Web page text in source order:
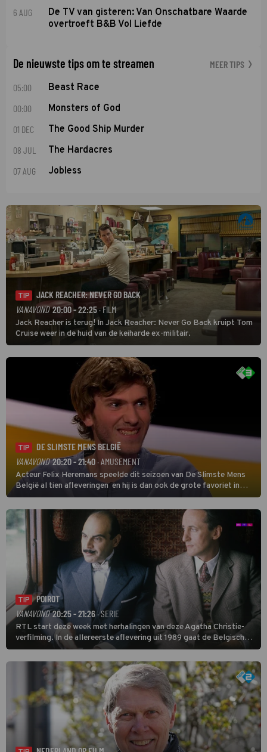
6 AUG
De TV van gisteren: Van Onschatbare Waarde
overtroeft B&B Vol Liefde
De nieuwste tips om te streamen MEER TIPS
05:00 Beast Race
00:00 Monsters of God
01 DEC The Good Ship Murder
08 JUL The Hardacres
07 AUG Jobless
TIP
JACK REACHER: NEVER GO BACK
VANAVOND 20:00 - 22:25 · FILM
Jack Reacher is terug! In Jack Reacher: Never Go Back kruipt Tom
Cruise weer in de huid van de keiharde ex-militair.
TIP
DE SLIMSTE MENS BELGIË
VANAVOND 20:20 - 21:40· AMUSEMENT
Acteur Felix Heremans speelde dit seizoen van De Slimste Mens
België al tien afleveringen en hij is dan ook de grote favoriet in
deze seizoensfinale. En er is Nederlandse inbreng, want komiek
Soundos El Ahmadi neemt plaats aan de jurytafel.
TIP
POIROT
VANAVOND 20:25 - 21:26 · SERIE
RTL start deze week met herhalingen van deze Agatha Christie-
verfilming. In de allereerste aflevering uit 1989 gaat de Belgische
speurder op zoek naar een vermiste kok. Poirot raakt al snel
verwikkeld in een moordzaak. (HH)